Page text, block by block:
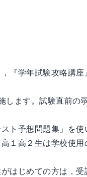
『学年試験攻略講座
します。試験直前の
ト予想問題集」を使
１高２生は学校使用
はじめての方は，